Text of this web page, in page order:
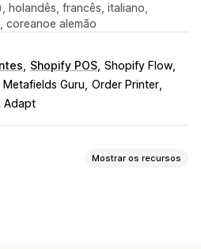
holandês, francês, italiano,
coreanoe alemão
Shopify POS Shopify Flow
Metafields Guru Order Printer
Adapt
Mostrar os recursos